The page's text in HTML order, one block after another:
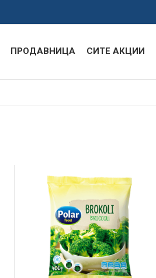
ПРОДАВНИЦА СИТЕ АКЦИИ